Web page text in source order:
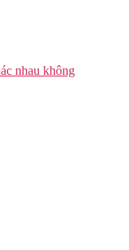
nhau không